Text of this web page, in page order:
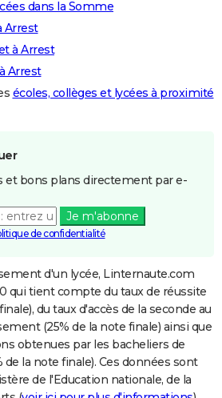
dans la Somme
Arrest
à Arrest
Arrest
écoles, collèges et lycées à proximité
et bons plans directement par e-
Je m'abonne
de confidentialité
d'un lycée, Linternaute.com
qui tient compte du taux de réussite
du taux d'accès de la seconde au
(25% de la note finale) ainsi que
obtenues par les bacheliers de
la note finale). Ces données sont
de l'Education nationale, de la